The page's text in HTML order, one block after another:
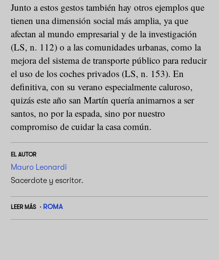
Junto a estos gestos también hay otros ejemplos que
tienen una dimensión social más amplia, ya que
afectan al mundo empresarial y de la investigación
(LS, n. 112) o a las comunidades urbanas, como la
mejora del sistema de transporte público para reducir
el uso de los coches privados (LS, n. 153). En
definitiva, con su verano especialmente caluroso,
quizás este año san Martín quería animarnos a ser
santos, no por la espada, sino por nuestro
compromiso de cuidar la casa común.
EL AUTOR
Mauro Leonardi
Sacerdote y escritor.
LEER MÁS ROMA